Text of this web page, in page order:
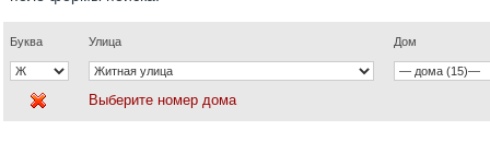
Буква Улица Дом
Выберите номер дома